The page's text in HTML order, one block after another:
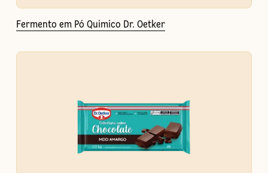
Fermento em Pó Quimico Dr. Oetker